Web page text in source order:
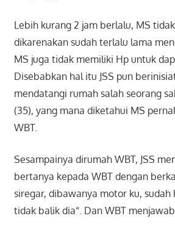
Lebih kurang 2 jam berlalu, MS
dikarenakan sudah terlalu lama
MS juga tidak memiliki Hp untuk
Disebabkan hal itu JSS pun
mendatangi rumah salah seorang
(35), yang mana diketahui MS
WBT.
Sesampainya dirumah WBT, JSS
bertanya kepada WBT dengan
siregar, dibawanya motor ku, sudah
tidak balik dia“. Dan WBT